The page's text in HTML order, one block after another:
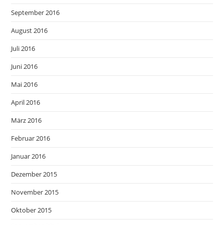
September 2016
August 2016
Juli 2016
Juni 2016
Mai 2016
April 2016
März 2016
Februar 2016
Januar 2016
Dezember 2015
November 2015
Oktober 2015